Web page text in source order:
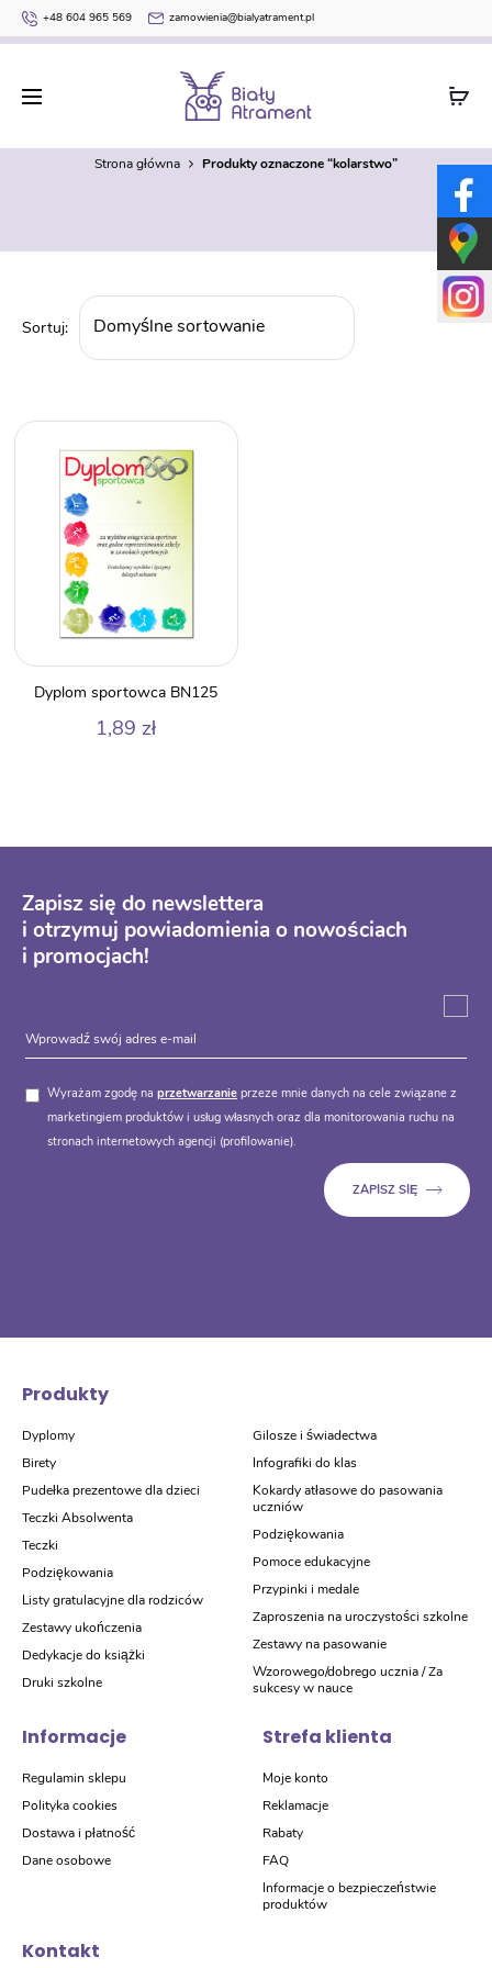
+48 604 965 569 zamowienia@bialyatrament.pl
kolarstwo
Strona główna Produkty oznaczone “kolarstwo”
Dyplom sportowca BN125
1,89 zł
Zapisz się do newslettera
i otrzymuj powiadomienia o nowościach
i promocjach!
Wyrażam zgodę na przetwarzanie przeze mnie danych na cele związane z
marketingiem produktów i usług własnych oraz dla monitorowania ruchu na
stronach internetowych agencji (profilowanie).
Produkty
Dyplomy
Birety
Pudełka prezentowe dla dzieci
Teczki Absolwenta
Teczki
Podziękowania
Listy gratulacyjne dla rodziców
Zestawy ukończenia
Dedykacje do książki
Druki szkolne
Gilosze i świadectwa
Infografiki do klas
Kokardy atłasowe do pasowania
uczniów
Podziękowania
Pomoce edukacyjne
Przypinki i medale
Zaproszenia na uroczystości szkolne
Zestawy na pasowanie
Wzorowego/dobrego ucznia / Za
sukcesy w nauce
Informacje
Regulamin sklepu
Polityka cookies
Dostawa i płatność
Dane osobowe
Strefa klienta
Moje konto
Reklamacje
Rabaty
FAQ
Informacje o bezpieczeństwie
produktów
Kontakt